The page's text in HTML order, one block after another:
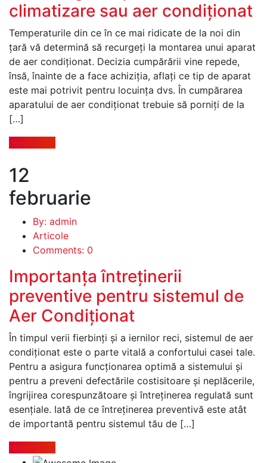
climatizare sau aer condiționat
Temperaturile din ce în ce mai ridicate de la noi din
țară vă determină să recurgeţi la montarea unui aparat
de aer condiţionat. Decizia cumpărării vine repede,
însă, înainte de a face achiziţia, aflaţi ce tip de aparat
este mai potrivit pentru locuinţa dvs. În cumpărarea
aparatului de aer condiţionat trebuie să porniţi de la
[…]
read more
12
februarie
By: admin
Articole
Comments: 0
Importanța întreținerii
preventive pentru sistemul de
Aer Condiționat
În timpul verii fierbinți și a iernilor reci, sistemul de aer
condiționat este o parte vitală a confortului casei tale.
Pentru a asigura funcționarea optimă a sistemului și
pentru a preveni defectările costisitoare și neplăcerile,
îngrijirea corespunzătoare și întreținerea regulată sunt
esențiale. Iată de ce întreținerea preventivă este atât
de importantă pentru sistemul tău de […]
read more